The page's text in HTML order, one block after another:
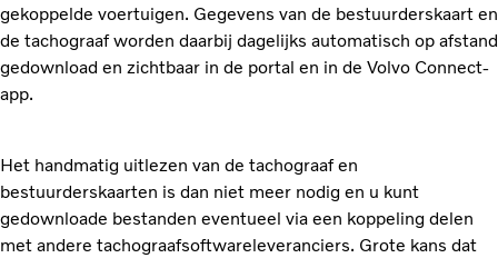
gekoppelde voertuigen. Gegevens van de bestuurderskaart en
de tachograaf worden daarbij dagelijks automatisch op afstand
gedownload en zichtbaar in de portal en in de Volvo Connect-
app.
Het handmatig uitlezen van de tachograaf en
bestuurderskaarten is dan niet meer nodig en u kunt
gedownloade bestanden eventueel via een koppeling delen
met andere tachograafsoftwareleveranciers. Grote kans dat